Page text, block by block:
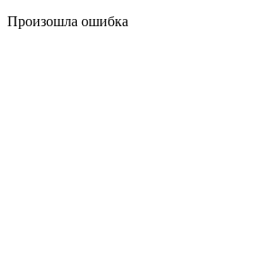
Произошла ошибка